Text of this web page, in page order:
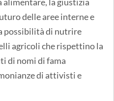
la giustizia
delle aree interne e
possibilità di nutrire
agricoli che rispettino la
di nomi di fama
di attivisti e